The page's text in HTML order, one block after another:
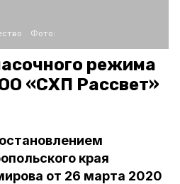
Фото:
режима
«СХП Рассвет»
края
от 26 марта 2020